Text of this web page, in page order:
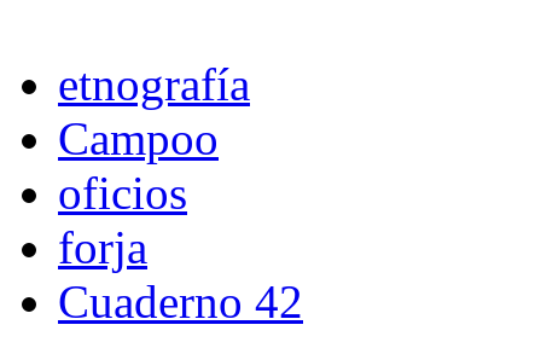
etnografía
Campoo
oficios
forja
Cuaderno 42